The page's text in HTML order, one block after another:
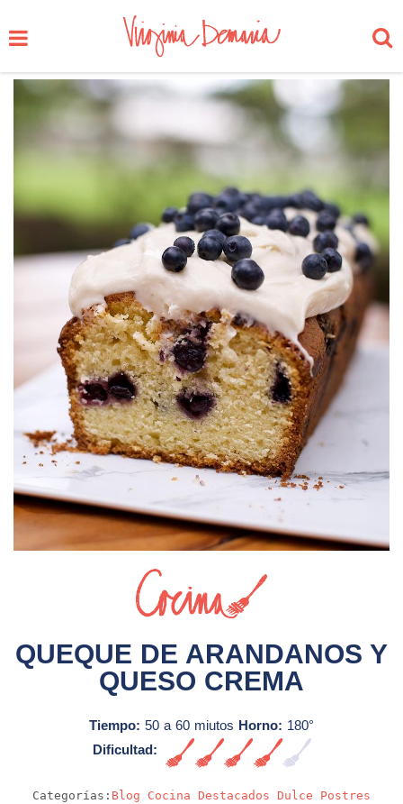
QUEQUE DE ARANDANOS Y
QUESO CREMA
Tiempo: 50 a 60 miutos Horno: 180°
Dificultad:
Categorías: Blog Cocina Destacados Dulce
Postres